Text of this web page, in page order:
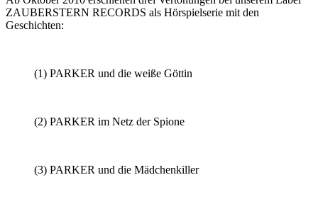
ZAUBERSTERN RECORDS als Hörspielserie mit den
Geschichten:
(1) PARKER und die weiße Göttin
(2) PARKER im Netz der Spione
(3) PARKER und die Mädchenkiller